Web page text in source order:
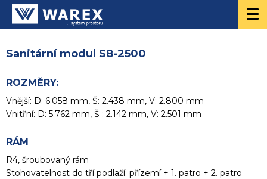
Sanitární modul S8-2500
ROZMĚRY:
Vnější: D: 6.058 mm, Š: 2.438 mm, V: 2.800 mm
Vnitřní: D: 5.762 mm, Š : 2.142 mm, V: 2.501 mm
RÁM
R4, šroubovaný rám
Stohovatelnost do tří podlaží: přízemí + 1. patro + 2. patro